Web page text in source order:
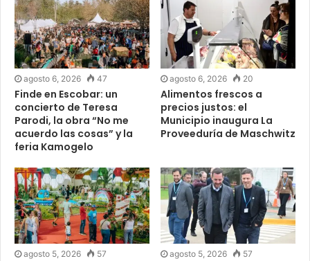
agosto 6, 2026 47
Finde en Escobar: un
concierto de Teresa
Parodi, la obra “No me
acuerdo las cosas” y la
feria Kamogelo
agosto 6, 2026 20
Alimentos frescos a
precios justos: el
Municipio inaugura La
Proveeduría de Maschwitz
agosto 5, 2026 57 agosto 5, 2026 57